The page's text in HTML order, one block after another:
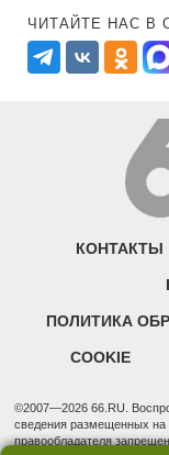
ЧИТАЙТЕ НАС В
КОНТАКТЫ
ПОЛИТИКА
COOKIE
©2007—2026 66.RU.
сведения размещенных на
правообладателя